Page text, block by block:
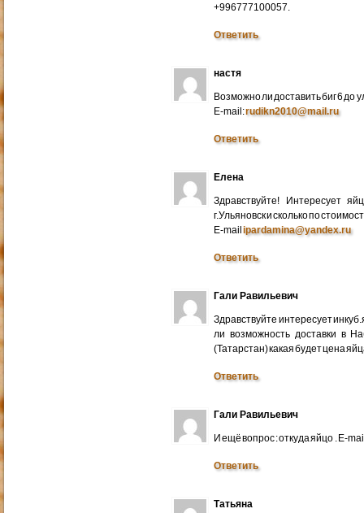
+996777100057.
Ответить
настя
Возможно ли доставить биг 6 до
E-mail:rudikn2010@mail.ru
Ответить
Елена
Здравствуйте! Интересует
г.Ульяновск и сколько по
E-mailipardamina@yandex.ru
Ответить
Гали Равильевич
Здравствуйте интересует
ли возможность доставки в
(Татарстан) какая будет цена
Ответить
Гали Равильевич
И ещё вопрос : откуда яйцо . E-
Ответить
Татьяна